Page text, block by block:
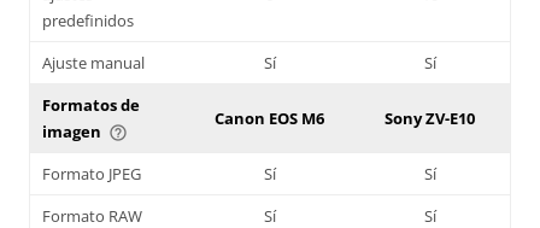
predefinidos
Ajuste manual Sí
Sí
Formatos de
imagen help_outline
Canon EOS M6 Sony ZV-E10
Formato JPEG Sí
Sí
Formato RAW
Sí
Sí